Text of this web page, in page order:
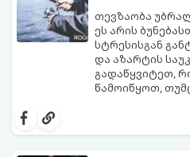
თევზაობა
ეს არის
სტრესისგან
და აზარტის
გადაწყვიტეთ,
წამოიწყოთ,
ეს ამომწურავი